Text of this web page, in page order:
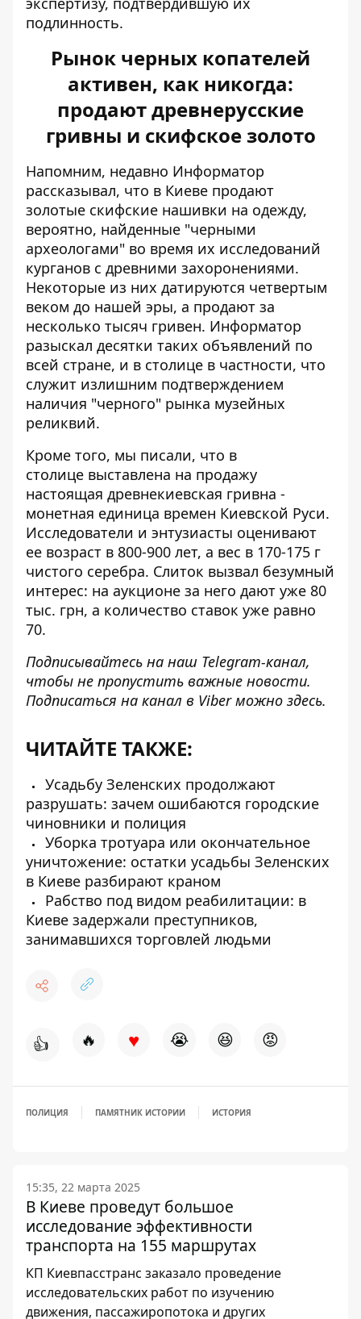
подлинность.
Рынок черных копателей
активен, как никогда:
продают древнерусские
гривны и скифское золото
Напомним, недавно Информатор
рассказывал, что в Киеве продают
золотые скифские нашивки на одежду,
вероятно, найденные "черными
археологами" во время их исследований
курганов с древними захоронениями.
Некоторые из них датируются четвертым
веком до нашей эры, а продают за
несколько тысяч гривен. Информатор
разыскал десятки таких объявлений по
всей стране, и в столице в частности, что
служит излишним подтверждением
наличия "черного" рынка музейных
реликвий.
Кроме того, мы писали, что в
столице выставлена ​​на продажу
настоящая древнекиевская гривна -
монетная единица времен Киевской Руси.
Исследователи и энтузиасты оценивают
ее возраст в 800-900 лет, а вес в 170-175 г
чистого серебра. Слиток вызвал безумный
интерес: на аукционе за него дают уже 80
тыс. грн, а количество ставок уже равно
70.
Подписывайтесь на наш Telegram-канал,
чтобы не пропустить важные новости.
Подписаться на канал в Viber можно здесь.
ЧИТАЙТЕ ТАКЖЕ:
Усадьбу Зеленских продолжают
разрушать: зачем ошибаются городские
чиновники и полиция
Уборка тротуара или окончательное
уничтожение: остатки усадьбы Зеленских
в Киеве разбирают краном
Рабство под видом реабилитации: в
Киеве задержали преступников,
занимавшихся торговлей людьми
👍 🔥 ♥ 😭 😆 😡
ПОЛИЦИЯ ПАМЯТНИК ИСТОРИИ ИСТОРИЯ
15:35, 22 марта 2025
В Киеве проведут большое
исследование эффективности
транспорта на 155 маршрутах
КП Киевпасстранс заказало проведение
исследовательских работ по изучению
движения, пассажиропотока и других